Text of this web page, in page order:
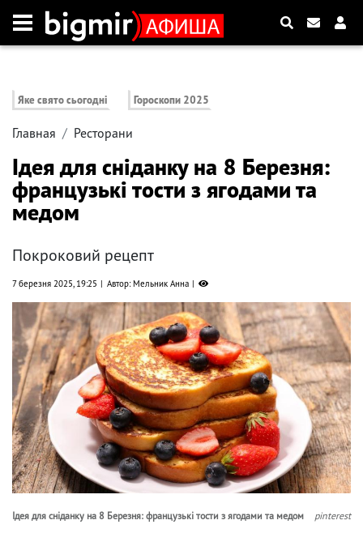
Яке свято сьогодні Гороскопи 2025
Главная Ресторани
Ідея для сніданку на 8 Березня:
французькі тости з ягодами та
медом
Покроковий рецепт
7 березня 2025, 19:25 Автор: Мельник Анна
Ідея для сніданку на 8 Березня: французькі тости з ягодами та медом pinterest